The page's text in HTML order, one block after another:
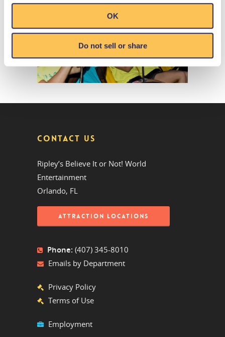
OK
Do not sell or share
CONTACT US
Ripley’s Believe It or Not! World
Entertainment
Orlando, FL
ATTRACTION LOCATIONS
Phone: (407) 345-8010
Emails by Department
Privacy Policy
Terms of Use
Employment